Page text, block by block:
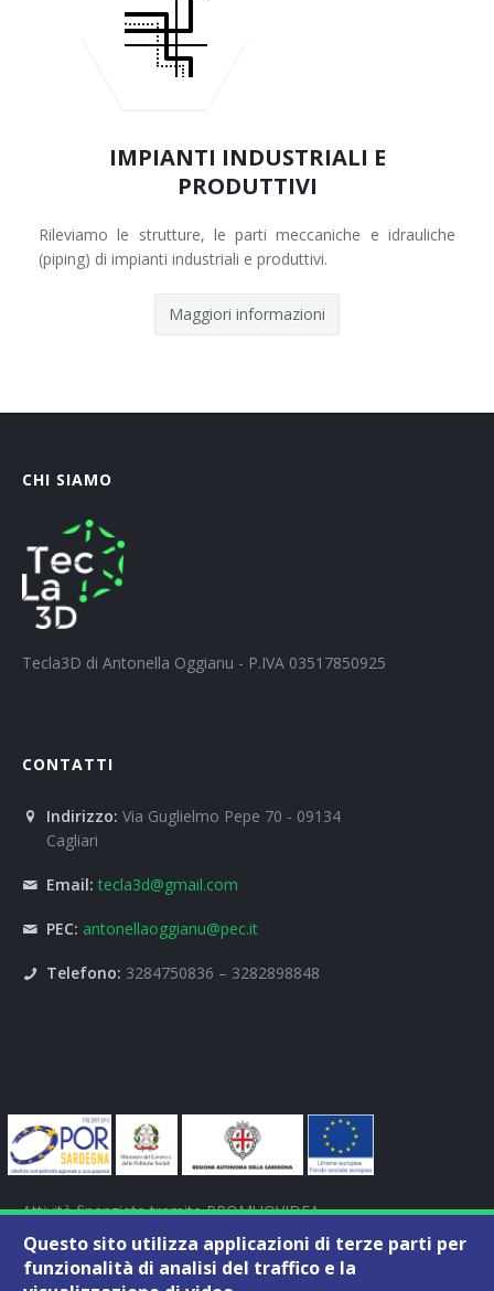
IMPIANTI INDUSTRIALI E
PRODUTTIVI
Rileviamo le strutture, le parti meccaniche e idrauliche
(piping) di impianti industriali e produttivi.
Maggiori informazioni
CHI SIAMO
Tecla3D di Antonella Oggianu - P.IVA 03517850925
CONTATTI
Indirizzo: Via Guglielmo Pepe 70 - 09134
Cagliari
Email: tecla3d@gmail.com
PEC: antonellaoggianu@pec.it
Telefono: 3284750836 – 3282898848
Attività finanziata tramite PROMUOVIDEA
POR FSE SARDEGNA 2007-2013
ASSE II-AZ.E1.1-E.3.1 - CUP B24E14001260007
Questo sito utilizza applicazioni di terze parti per
funzionalità di analisi del traffico e la